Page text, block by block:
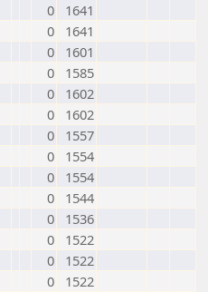
0
1641
0
1641
0
1601
0
1585
0
1602
0
1602
0
1557
0
1554
0
1554
0
1544
0
1536
0
1522
0
1522
0
1522